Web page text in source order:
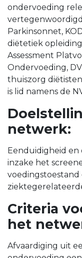
ondervoeding
Parkinsonnet,
diëtetiek
Assessment
Ondervoeding,
thuiszorg
is lid namens de
netwerk:
Eenduidigheid en
inzake het
Criteria
het
Afvaardiging uit